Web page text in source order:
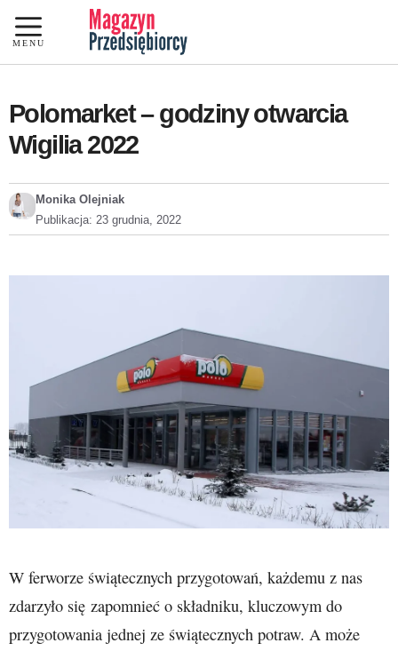
Przejdź
do
treści
MENU
Polomarket – godziny otwarcia
Wigilia 2022
Monika Olejniak
Publikacja: 23 grudnia, 2022
W ferworze świątecznych przygotowań, każdemu z nas
zdarzyło się zapomnieć o składniku, kluczowym do
przygotowania jednej ze świątecznych potraw. A może